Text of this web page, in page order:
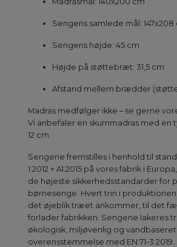
Sengens samlede mål: 147x208
Sengens højde: 45 cm
Højde på støttebræt: 31,5 cm
Afstand mellem brædder
Madras medfølger ikke – se gerne
Vi anbefaler en skummadras med en
12 cm.
Sengene fremstilles i henhold til
1:2012 + A1:2015 på vores fabrik i
de højeste sikkerhedsstandarder for
børnesenge. Hvert trin i produktionen
det øjeblik træet ankommer, til det
forlader fabrikken. Sengene lakeres
økologisk, miljøvenlig og
overensstemmelse med EN 71-3:2019.